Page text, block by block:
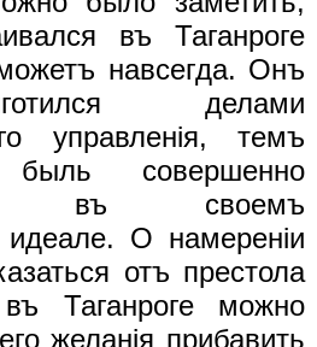
въ Таганроге
навсегда. Онъ
делами
управленiя, темъ
совершенно
въ своемъ
идеале. О намеренiи
отъ престола
Таганроге можно
желанiя прибавить